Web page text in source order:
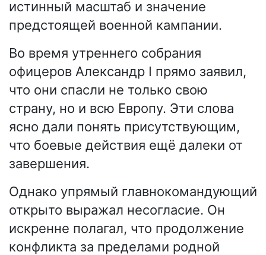
истинный масштаб и значение
предстоящей военной кампании.
Во время утреннего собрания
офицеров Александр I прямо заявил,
что они спасли не только свою
страну, но и всю Европу. Эти слова
ясно дали понять присутствующим,
что боевые действия ещё далеки от
завершения.
Однако упрямый главнокомандующий
открыто выражал несогласие. Он
искренне полагал, что продолжение
конфликта за пределами родной